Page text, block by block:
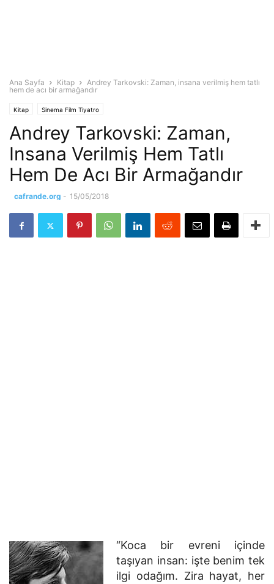
Ana Sayfa Kitap
Andrey Tarkovski: Zaman, insana verilmiş hem tatlı
hem de acı bir armağandır
Kitap Sinema Film Tiyatro
Andrey Tarkovski: Zaman,
Insana Verilmiş Hem Tatlı
Hem De Acı Bir Armağandır
cafrande.org - 15/05/2018
“Koca bir evreni içinde
taşıyan insan: işte benim tek
ilgi odağım. Zira hayat, her